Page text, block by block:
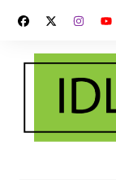
contenido